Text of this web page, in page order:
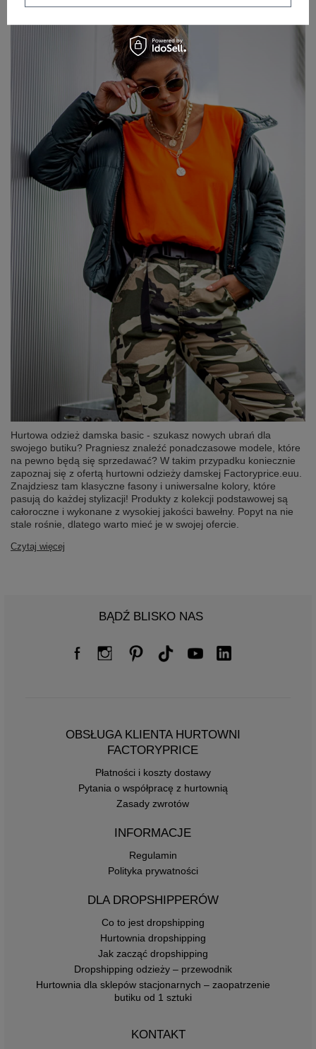
Hurtowa odzież damska basic - szukasz nowych ubrań dla
swojego butiku? Pragniesz znaleźć ponadczasowe modele, które
na pewno będą się sprzedawać? W takim przypadku koniecznie
zapoznaj się z ofertą hurtowni odzieży damskej Factoryprice.euu.
Znajdziesz tam klasyczne fasony i uniwersalne kolory, które
pasują do każdej stylizacji! Produkty z kolekcji podstawowej są
całoroczne i wykonane z wysokiej jakości bawełny. Popyt na nie
stale rośnie, dlatego warto mieć je w swojej ofercie.
Czytaj więcej
BĄDŹ BLISKO NAS
OBSŁUGA KLIENTA HURTOWNI
FACTORYPRICE
Płatności i koszty dostawy
Pytania o współpracę z hurtownią
Zasady zwrotów
INFORMACJE
Regulamin
Polityka prywatności
DLA DROPSHIPPERÓW
Co to jest dropshipping
Hurtownia dropshipping
Jak zacząć dropshipping
Dropshipping odzieży – przewodnik
Hurtownia dla sklepów stacjonarnych – zaopatrzenie
butiku od 1 sztuki
KONTAKT